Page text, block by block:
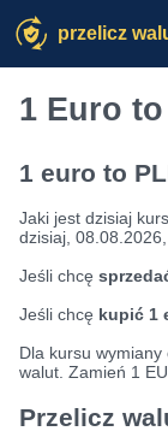
przelicz
1 Euro to
1 euro to
Jaki jest dzisiaj kurs
dzisiaj,
Jeśli chcę
Jeśli chcę kupić 1
Dla kursu
walut. Zamień 1
Przelicz